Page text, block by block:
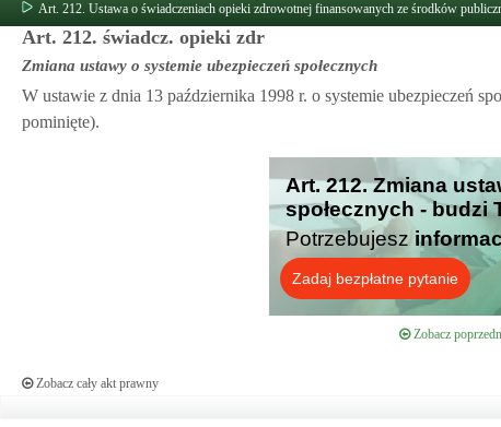
Art. 212. Ustawa o świadczeniach opieki zdrowotnej finansowanych ze środków
Art. 212. świadcz. opieki zdr
Zmiana ustawy o systemie ubezpieczeń społecznych
W ustawie z dnia 13 października 1998 r. o systemie ubezpieczeń
pominięte).
Art. 212. Zmiana
społecznych - budzi
Potrzebujesz
Zadaj bezpłatne pytanie
Zobacz
Zobacz cały akt prawny